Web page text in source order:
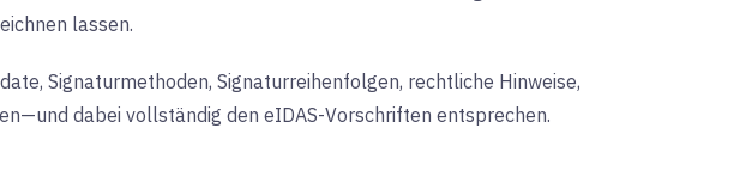
lassen.
Signaturmethoden, Signaturreihenfolgen, rechtliche Hinweise,
dabei vollständig den eIDAS-Vorschriften entsprechen.